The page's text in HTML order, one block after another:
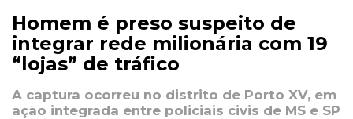
Homem é preso suspeito de
integrar rede milionária com 19
“lojas” de tráfico
A captura ocorreu no distrito de Porto XV, em
ação integrada entre policiais civis de MS e SP